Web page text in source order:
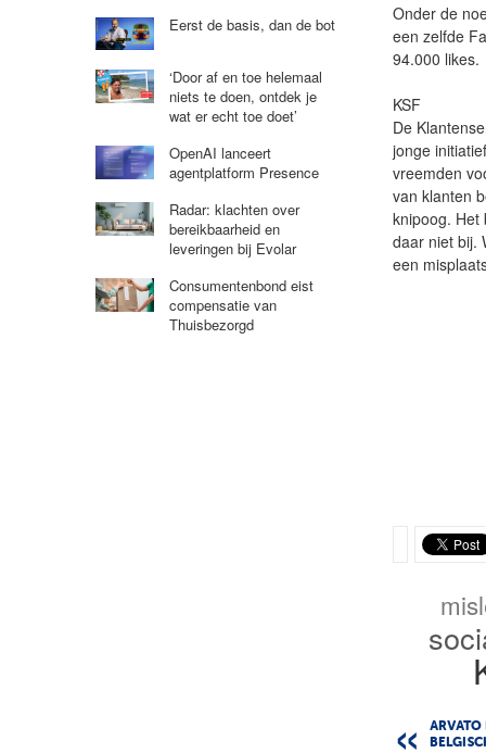
Onder de
een zelfde
94.000 likes.
KSF
De
jonge
vreemden
van klanten
knipoog. Het
daar niet bij.
een
ARVATO
Eerst de basis, dan de bot
‘Door af en toe helemaal
niets te doen, ontdek je
wat er echt toe doet’
OpenAI lanceert
agentplatform Presence
Radar: klachten over
bereikbaarheid en
leveringen bij Evolar
Consumentenbond eist
compensatie van
Thuisbezorgd